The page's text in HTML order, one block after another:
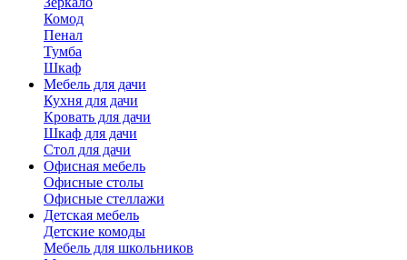
Комод
Пенал
Тумба
Шкаф
Мебель для дачи
Кухня для дачи
Кровать для дачи
Шкаф для дачи
Стол для дачи
Офисная мебель
Офисные столы
Офисные стеллажи
Детская мебель
Детские комоды
Мебель для школьников